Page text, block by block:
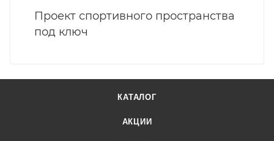
Проект спортивного пространства
под ключ
КАТАЛОГ
АКЦИИ